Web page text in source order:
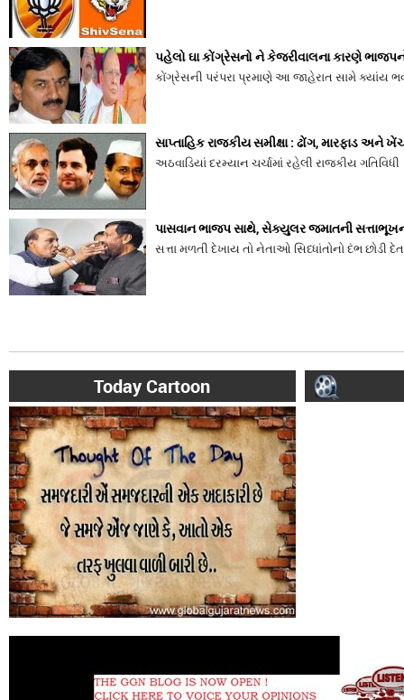
પહેલો ઘા કોંગ્રેસનો ને કેજરીવાલના કારણે
કોંગ્રેસની પરંપરા પ્રમાણે આ જાહેરાત સામે ક્યાંય
સાપ્તાહિક રાજકીય સમીક્ષા : ઢોંગ, મારફાડ અને
અઠવાડિયાં દરમ્યાન ચર્ચામાં રહેલી રાજકીય ગતિવિધી
પાસવાન ભાજપ સાથે, સેક્યુલર જમાતની
સત્તા મળતી દેખાય તો નેતાઓ સિધ્ધાંતોનો દંભ છોડી
Today Cartoon